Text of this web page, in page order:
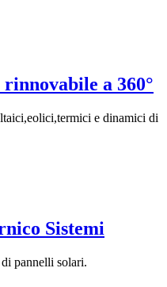
a 360°
e dinamici di
Sistemi
pannelli solari.